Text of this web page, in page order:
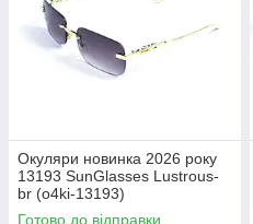
Окуляри новинка 2026 року
13193 SunGlasses Lustrous-
br (o4ki-13193)
Готово до відправки